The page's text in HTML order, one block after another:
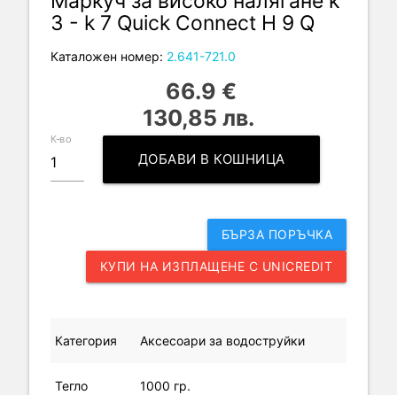
3 - k 7 Quick Connect H 9 Q
Каталожен номер: 2.641-721.0
66.9 €
130,85 лв.
К-во
ДОБАВИ В КОШНИЦА
БЪРЗА ПОРЪЧКА
КУПИ НА ИЗПЛАЩЕНЕ С UNICREDIT
Категория Аксесоари за водоструйки
Тегло 1000 гр.